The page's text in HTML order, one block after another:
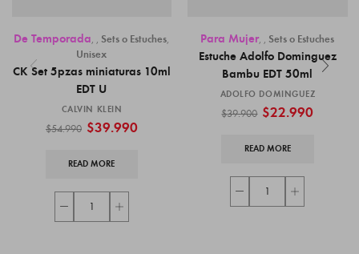
De Temporada, , Sets o Estuches,
Unisex
CK Set 5pzas miniaturas 10ml
EDT U
CALVIN KLEIN
$54.990 $39.990
READ MORE
Para Mujer, , Sets o Estuches
Estuche Adolfo Dominguez
Bambu EDT 50ml
ADOLFO DOMINGUEZ
$39.900 $22.990
READ MORE